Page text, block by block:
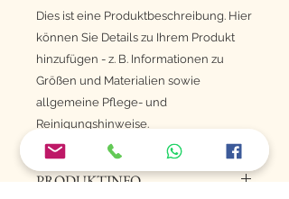
Dies ist eine Produktbeschreibung. Hier
können Sie Details zu Ihrem Produkt
hinzufügen - z. B. Informationen zu
Größen und Materialien sowie
allgemeine Pflege- und
Reinigungshinweise.
PRODUKTINFO